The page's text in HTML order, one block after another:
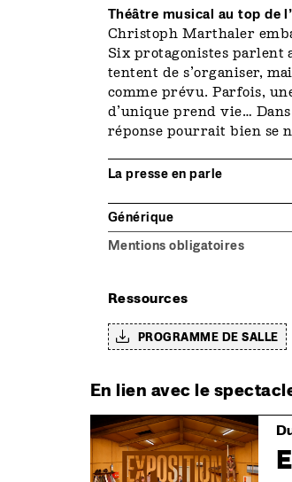
Théâtre musical au top de
Christoph Marthaler
Six protagonistes parlent
tentent de s’organiser,
comme prévu. Parfois,
d’unique prend vie…
réponse pourrait bien se
La presse en parle
Générique
Mentions obligatoires
Ressources
PROGRAMME DE SALLE
En lien avec le
Image